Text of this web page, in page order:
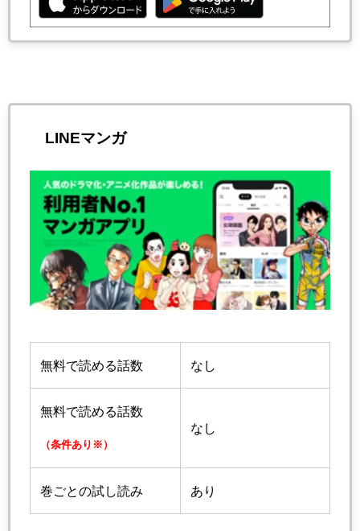
LINEマンガ
無料で読める話数 なし
無料で読める話数
（条件あり※）
なし
巻ごとの試し読み あり